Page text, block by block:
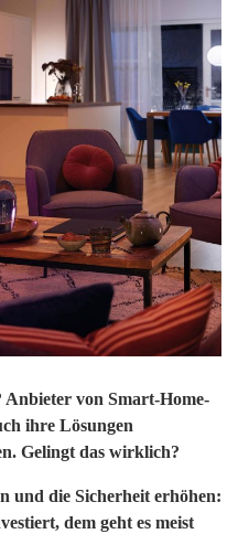
Anbieter von Smart-Home-
ihre Lösungen
Gelingt das wirklich?
und die Sicherheit erhöhen:
dem geht es meist